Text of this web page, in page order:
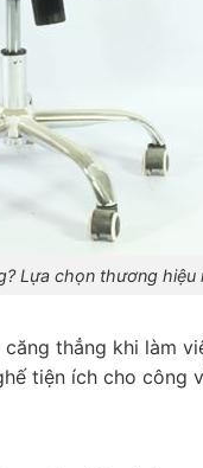
Lựa chọn thương hiệu
thẳng khi làm
tiện ích cho công